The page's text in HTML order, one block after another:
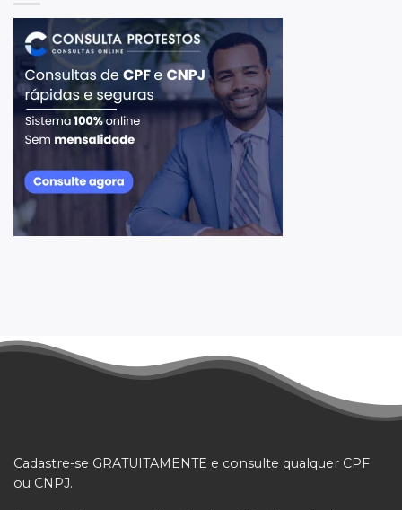
Cadastre-se GRATUITAMENTE e consulte qualquer CPF
ou CNPJ.